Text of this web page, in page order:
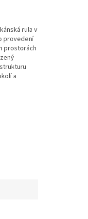
rula v
provedení
prostorách
a